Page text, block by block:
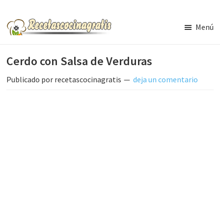
contenido
lateral
principal
Cocina
Menú
Cerdo con Salsa de Verduras
Publicado por recetascocinagratis deja un comentario